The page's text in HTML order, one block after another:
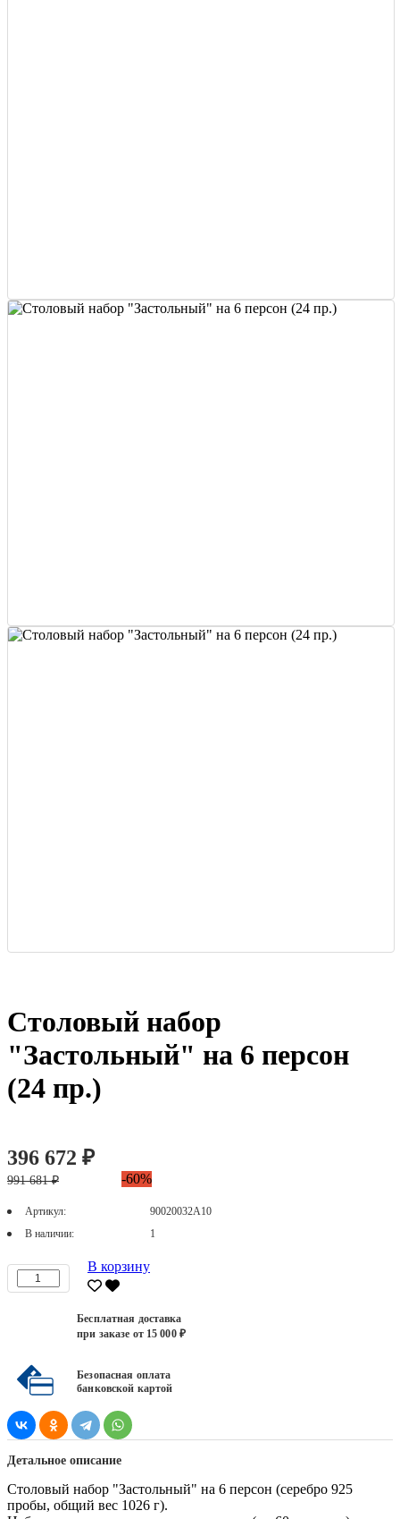
Столовый набор
"Застольный" на 6 персон
(24 пр.)
396 672 ₽
991 681 ₽ -60%
Артикул:
90020032А10
В наличии:
1
В корзину
Бесплатная доставка
при заказе от 15 000 ₽
Безопасная оплата
банковской картой
Детальное описание
Столовый набор "Застольный" на 6 персон (серебро 925
пробы, общий вес 1026 г).